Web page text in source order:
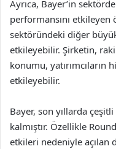
Ayrıca, Bayer’in
performansını
sektöründeki diğer
etkileyebilir. Şirketin,
konumu, yatırımcıların
etkileyebilir.
Bayer, son yıllarda
kalmıştır. Özellikle
etkileri nedeniyle açılan